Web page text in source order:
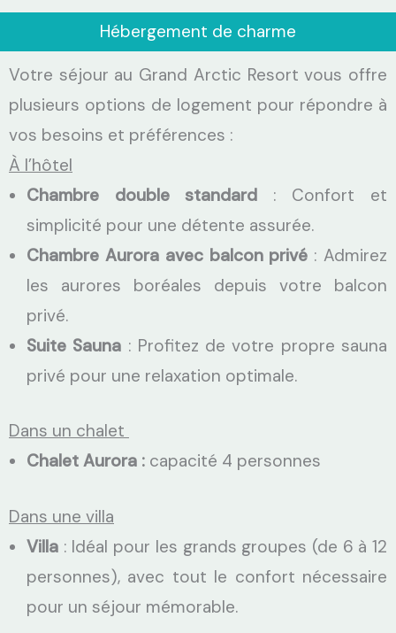
Hébergement de charme
Votre séjour au Grand Arctic Resort vous offre
plusieurs options de logement pour répondre à
vos besoins et préférences :
À l’hôtel
Chambre double standard : Confort et
simplicité pour une détente assurée.
Chambre Aurora avec balcon privé : Admirez
les aurores boréales depuis votre balcon
privé.
Suite Sauna : Profitez de votre propre sauna
privé pour une relaxation optimale.
Dans un chalet
Chalet Aurora : capacité 4 personnes
Dans une villa
Villa : Idéal pour les grands groupes (de 6 à 12
personnes), avec tout le confort nécessaire
pour un séjour mémorable.